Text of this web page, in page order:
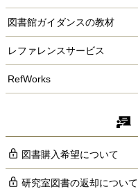
図書館ガイダンスの教材
レファレンスサービス
RefWorks
図書購入希望について
研究室図書の返却について